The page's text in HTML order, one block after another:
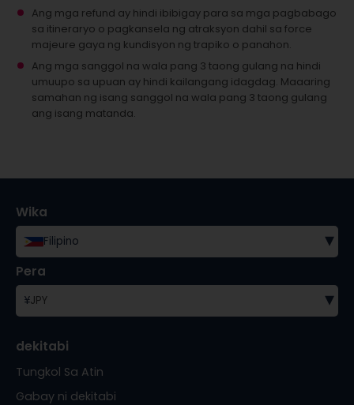
Ang mga refund ay hindi ibibigay para sa mga pagbabago
sa itineraryo o pagkansela ng atraksyon dahil sa force
majeure gaya ng kundisyon ng trapiko o panahon.
Ang mga sanggol na wala pang 3 taong gulang na hindi
umuupo sa upuan ay hindi kailangang idagdag. Maaaring
samahan ng isang sanggol na wala pang 3 taong gulang
ang isang matanda.
Wika
Filipino ▾
Pera
¥JPY ▾
dekitabi
Tungkol Sa Atin
Gabay ni dekitabi